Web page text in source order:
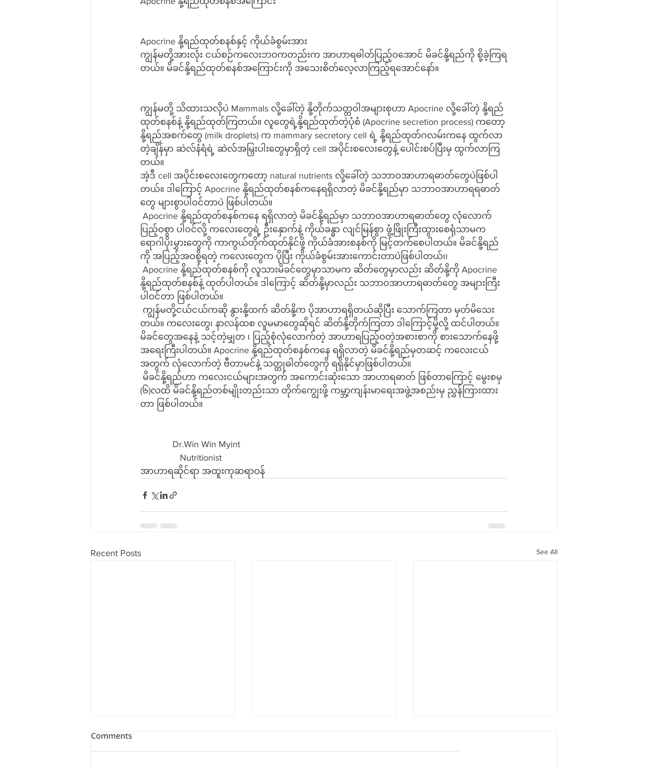
Apocrine နို့ရည်ထုတ်စနစ်နှင့် ကိုယ်ခံစွမ်းအား
ကျွန်မတို့အားလုံး ငယ်စဉ်ကလေးဘဝကတည်းက အာဟာရဓါတ်ပြည့်ဝအောင် မိခင်နို့ရည်ကို စို့ခဲ့ကြရ
တယ်။ မိခင်နို့ရည်ထုတ်စနစ်အကြောင်းကို အသေးစိတ်လေ့လာကြည့်ရအောင်နော်။
ကျွန်မတို့ သိထားသလိုပဲ Mammals လို့ခေါ်တဲ့ နို့တိုက်သတ္တဝါအများစုဟာ Apocrine လို့ခေါ်တဲ့ နို့ရည်
ထုတ်စနစ်နဲ့ နို့ရည်ထုတ်ကြတယ်။ လူတွေရဲ့နို့ရည်ထုတ်တဲ့ပုံစံ (Apocrine secretion process) ကတော့
နို့ရည်အစက်တွေ (milk droplets) က mammary secretory cell ရဲ့ နို့ရည်ထုတ်ဂလမ်းကနေ ထွက်လာ
တဲ့ချိန်မှာ ဆဲလ်နံရံရဲ့ ဆဲလ်အမြှးပါးတွေမှာရှိတဲ့ cell အပိုင်းစ‌လေးတွေနဲ့ ပေါင်းစပ်ပြီးမှ ထွက်လာကြ
တယ်။
အဲ့ဒီ cell အပိုင်းစလေးတွေကတော့ natural nutrients လို့ခေါ်တဲ့ သဘာဝအာဟာရဓာတ်တွေပဲဖြစ်ပါ
တယ်။ ဒါကြောင့် Apocrine နို့ရည်ထုတ်စနစ်ကနေရရှိလာတဲ့ မိခင်နို့ရည်မှာ သဘာဝအာဟာရရဓာတ်
တွေ များစွာပါဝင်တာပဲ ဖြစ်ပါတယ်။
ပြည့်ဝစွာ ပါ၀င်လို့ ကလေးတွေရဲ့ ဦးနှောက်နဲ့ ကိုယ်ခန္ဓာ လျင်မြန်စွာ ဖွံ့ဖြိုးကြီးထွားစေရုံသာမက
ရောဂါပိုးမွှားတွေကို ကာကွယ်တိုက်ထုတ်နိုင်ဖို့ ကိုယ်ခံအားစနစ်ကို မြင့်တက်စေပါတယ်။ မိခင်နို့ရည်
ကို အပြည့်အဝစို့ရတဲ့ ကလေးတွေက ပိုပြီး ကိုယ်ခံစွမ်းအားကောင်းတာပဲဖြစ်ပါတယ်၊၊
နို့ရည်ထုတ်စနစ်နဲ့ ထုတ်ပါတယ်။ ဒါကြောင့် ဆိတ်နို့မှာလည်း သဘာဝအာဟာရဓာတ်တွေ အများကြီး
ပါဝင်တာ ဖြစ်ပါတယ်။
တယ်။ ကလေးတွေ၊ နာလန်ထစ လူမမာတွေဆိုရင် ဆိတ်နို့တိုက်ကြတာ ဒါကြောင့်မို့လို့ ထင်ပါတယ်။
မိခင်တွေအနေနဲ့ သင့်တဲ့မျှတ ၊ ပြည့်စုံလုံလောက်တဲ့ အာဟာရပြည့်ဝတဲ့အစားစာကို စားသောက်နေဖို့
အရေးကြီးပါတယ်။ Apocrine နို့ရည်ထုတ်စနစ်ကနေ ရရှိလာတဲ့ မိခင်နို့ရည်မှတဆင့် ကလေးငယ်
အတွက် လုံလောက်တဲ့ ဗီတာမင်နဲ့ သတ္တုဓါတ်တွေကို ရရှိနိုင်မှာဖြစ်ပါတယ်။
(၆)လထိ မိခင်နို့ရည်တစ်မျိုးတည်းသာ တိုက်ကျွေးဖို့ ကမ္ဘာ့ကျန်းမာရေးအဖွဲ့အစည်းမှ ညွှန်ကြားထား
တာ ဖြစ်ပါတယ်။
             Dr.Win Win Myint
                Nutritionist
အာဟာရဆိုင်ရာ အထူးကုဆရာဝန်
Recent Posts See All
Comments